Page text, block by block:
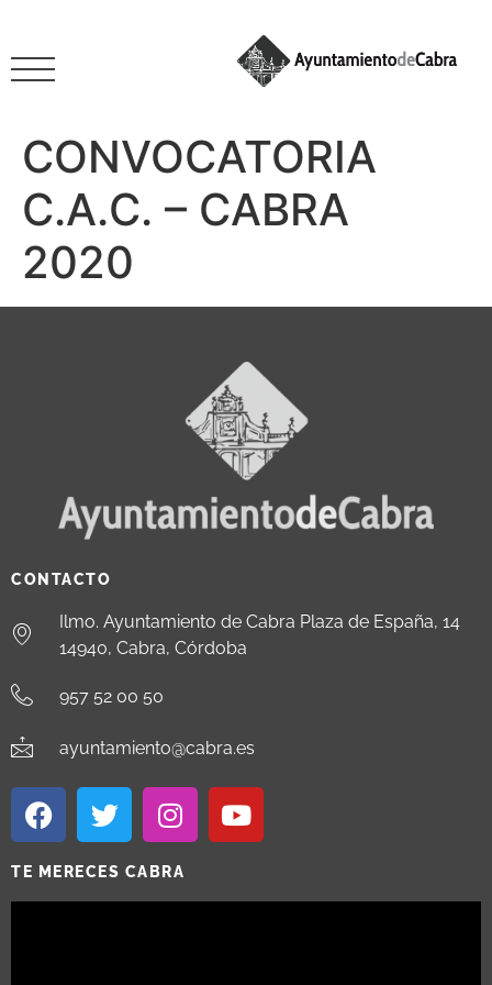
CONVOCATORIA
C.A.C. – CABRA
2020
CONTACTO
Ilmo. Ayuntamiento de Cabra Plaza de España, 14
14940, Cabra, Córdoba
957 52 00 50
ayuntamiento@cabra.es
TE MERECES CABRA